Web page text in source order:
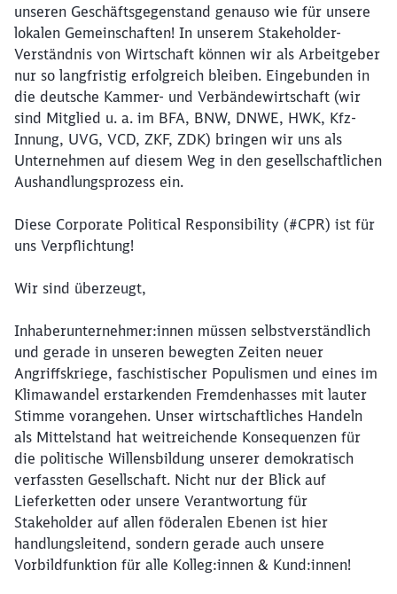
unseren Geschäftsgegenstand genauso wie für unsere
lokalen Gemeinschaften! In unserem Stakeholder-
Verständnis von Wirtschaft können wir als Arbeitgeber
nur so langfristig erfolgreich bleiben. Eingebunden in
die deutsche Kammer- und Verbändewirtschaft (wir
sind Mitglied u. a. im BFA, BNW, DNWE, HWK, Kfz-
Innung, UVG, VCD, ZKF, ZDK) bringen wir uns als
Unternehmen auf diesem Weg in den gesellschaftlichen
Aushandlungsprozess ein.
Diese Corporate Political Responsibility (#CPR) ist für
uns Verpflichtung!
Wir sind überzeugt,
Inhaberunternehmer:innen müssen selbstverständlich
und gerade in unseren bewegten Zeiten neuer
Angriffskriege, faschistischer Populismen und eines im
Klimawandel erstarkenden Fremdenhasses mit lauter
Stimme vorangehen. Unser wirtschaftliches Handeln
als Mittelstand hat weitreichende Konsequenzen für
die politische Willensbildung unserer demokratisch
verfassten Gesellschaft. Nicht nur der Blick auf
Lieferketten oder unsere Verantwortung für
Stakeholder auf allen föderalen Ebenen ist hier
handlungsleitend, sondern gerade auch unsere
Vorbildfunktion für alle Kolleg:innen & Kund:innen!